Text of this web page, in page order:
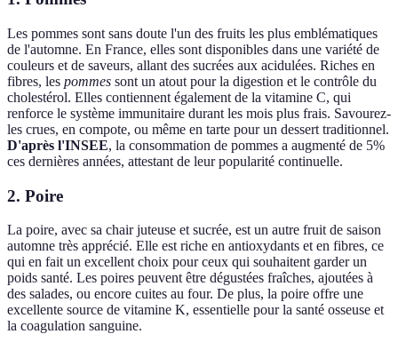
Les pommes sont sans doute l'un des fruits les plus emblématiques
de l'automne. En France, elles sont disponibles dans une variété de
couleurs et de saveurs, allant des sucrées aux acidulées. Riches en
fibres, les pommes sont un atout pour la digestion et le contrôle du
cholestérol. Elles contiennent également de la vitamine C, qui
renforce le système immunitaire durant les mois plus frais. Savourez-
les crues, en compote, ou même en tarte pour un dessert traditionnel.
D'après l'INSEE, la consommation de pommes a augmenté de 5%
ces dernières années, attestant de leur popularité continuelle.
2. Poire
La poire, avec sa chair juteuse et sucrée, est un autre fruit de saison
automne très apprécié. Elle est riche en antioxydants et en fibres, ce
qui en fait un excellent choix pour ceux qui souhaitent garder un
poids santé. Les poires peuvent être dégustées fraîches, ajoutées à
des salades, ou encore cuites au four. De plus, la poire offre une
excellente source de vitamine K, essentielle pour la santé osseuse et
la coagulation sanguine.